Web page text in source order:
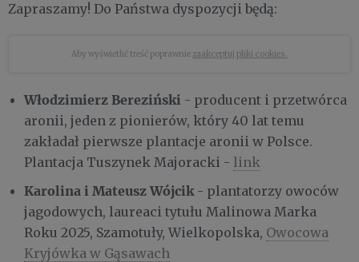
Zapraszamy! Do Państwa dyspozycji będą:
Aby wyświetlić treść poprawnie zaakceptuj pliki cookies.
Włodzimierz Bereziński - producent i przetwórca
aronii, jeden z pionierów, który 40 lat temu
zakładał pierwsze plantacje aronii w Polsce.
Plantacja Tuszynek Majoracki - link
Karolina i Mateusz Wójcik - plantatorzy owoców
jagodowych, laureaci tytułu Malinowa Marka
Roku 2025, Szamotuły, Wielkopolska, Owocowa
Kryjówka w Gąsawach